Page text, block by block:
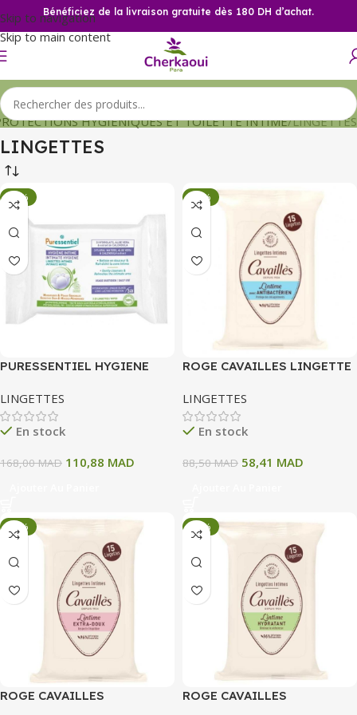
Skip to navigation
Skip to main content
Bénéficiez de la livraison gratuite dès 180 DH d’achat.
HYGIENIQUES ET TOILETTE INTIME LINGETTES
LINGETTES
-34%
PURESSENTIEL HYGIENE
25 UNITES
LINGETTES
En stock
168,00MAD 110,88 MAD
-34%
ROGE CAVAILLES LINGETTE
BACTERIEN 15 UNITES
LINGETTES
En stock
88,50MAD 58,41 MAD
-34%
ROGE CAVAILLES
-34%
ROGE CAVAILLES